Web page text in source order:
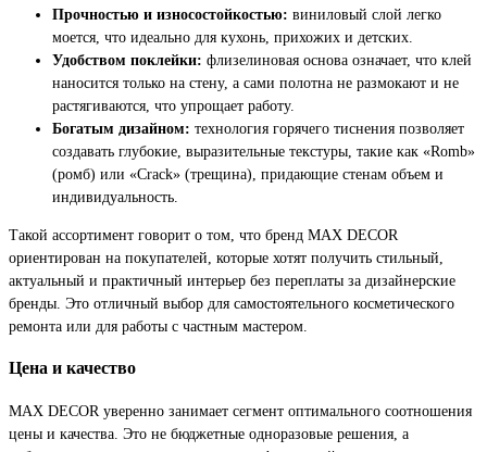
Прочностью и износостойкостью: виниловый слой легко
моется, что идеально для кухонь, прихожих и детских.
Удобством поклейки: флизелиновая основа означает, что клей
наносится только на стену, а сами полотна не размокают и не
растягиваются, что упрощает работу.
Богатым дизайном: технология горячего тиснения позволяет
создавать глубокие, выразительные текстуры, такие как «Romb»
(ромб) или «Crack» (трещина), придающие стенам объем и
индивидуальность.
Такой ассортимент говорит о том, что бренд MAX DECOR
ориентирован на покупателей, которые хотят получить стильный,
актуальный и практичный интерьер без переплаты за дизайнерские
бренды. Это отличный выбор для самостоятельного косметического
ремонта или для работы с частным мастером.
Цена и качество
MAX DECOR уверенно занимает сегмент оптимального соотношения
цены и качества. Это не бюджетные одноразовые решения, а